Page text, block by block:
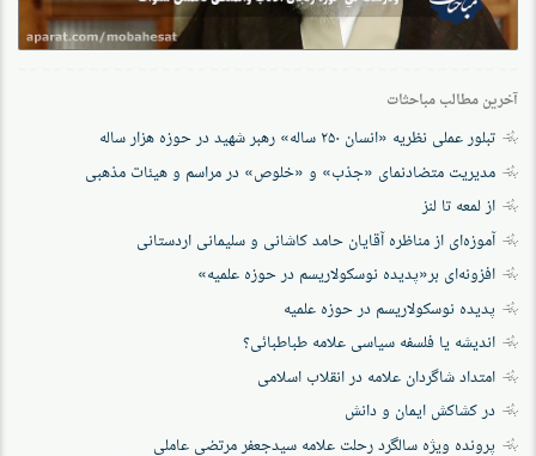
آخرین مطالب مباحثات
تبلور عملی نظریه «انسان ۲۵۰ ساله» رهبر شهید در حوزه هزار ساله
مدیریت متضادنمای «جذب» و «خلوص» در مراسم و هیئات مذهبی
از لمعه تا لنز
آموزه‌ای از مناظره آقایان حامد کاشانی و سلیمانی اردستانی
افزونه‌ای بر«پدیده نوسکولاریسم در حوزه‌ علمیه»
پدیده نوسکولاریسم در حوزه علمیه
اندیشه یا فلسفه سیاسی علامه طباطبائی؟
امتداد شاگردان علامه در انقلاب اسلامی
در کشاکش ایمان و دانش
پرونده‌ ویژه سالگرد رحلت علامه سیدجعفر مرتضی عاملی